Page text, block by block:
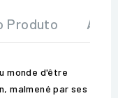
Produto
monde d'être
malmené par ses